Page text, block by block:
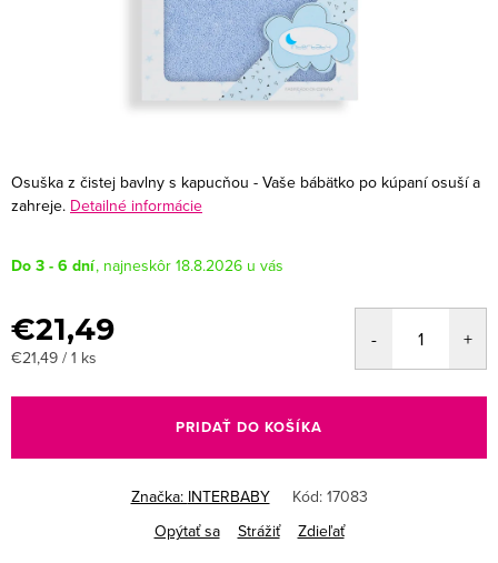
Osuška z čistej bavlny s kapucňou - Vaše bábätko po kúpaní osuší a
zahreje. Detailné informácie
Do 3 - 6 dní 18.8.2026
€21,49
Jednotková
€21,49 / 1 ks
PRIDAŤ DO KOŠÍKA
Značka: INTERBABY Kód: 17083
Opýtať sa
Strážiť Zdieľať